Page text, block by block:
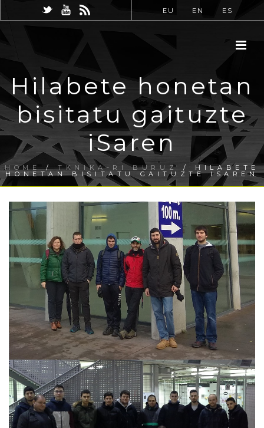
EU EN ES
Hilabete honetan
bisitatu gaituzte
iSaren
HOME/TKNIKA-RI BURUZ / HILABETE
HONETAN BISITATU GAITUZTE ISAREN